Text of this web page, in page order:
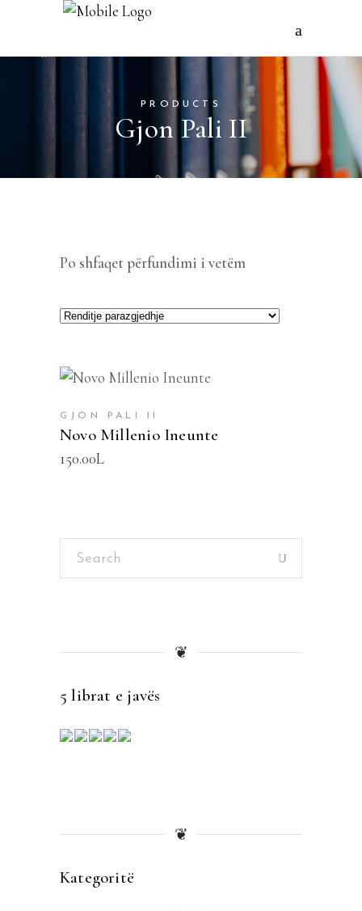
PRODUCTS
Gjon Pali II
Po shfaqet përfundimi i vetëm
GJON PALI II
Novo Millenio Ineunte
150.00L
Search
❦
5 librat e javës
❦
Kategoritë